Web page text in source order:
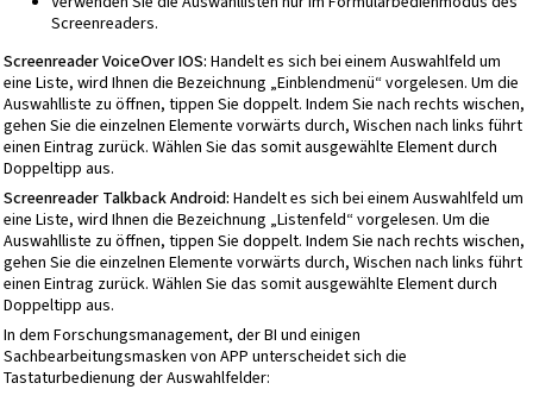
Screenreaders.
Screenreader VoiceOver IOS: Handelt es sich bei einem Auswahlfeld um
eine Liste, wird Ihnen die Bezeichnung „Einblendmenü“ vorgelesen. Um die
Auswahlliste zu öffnen, tippen Sie doppelt. Indem Sie nach rechts wischen,
gehen Sie die einzelnen Elemente vorwärts durch, Wischen nach links führt
einen Eintrag zurück. Wählen Sie das somit ausgewählte Element durch
Doppeltipp aus.
Screenreader Talkback Android: Handelt es sich bei einem Auswahlfeld um
eine Liste, wird Ihnen die Bezeichnung „Listenfeld“ vorgelesen. Um die
Auswahlliste zu öffnen, tippen Sie doppelt. Indem Sie nach rechts wischen,
gehen Sie die einzelnen Elemente vorwärts durch, Wischen nach links führt
einen Eintrag zurück. Wählen Sie das somit ausgewählte Element durch
Doppeltipp aus.
In dem Forschungsmanagement, der BI und einigen
Sachbearbeitungsmasken von APP unterscheidet sich die
Tastaturbedienung der Auswahlfelder: